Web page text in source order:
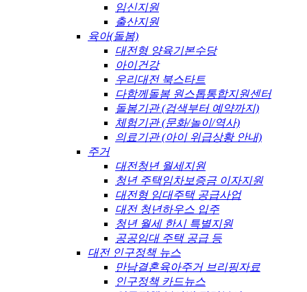
임신지원
출산지원
육아(돌봄)
대전형 양육기본수당
아이건강
우리대전 북스타트
다함께돌봄 원스톱통합지원센터
돌봄기관 (검색부터 예약까지)
체험기관 (문화/놀이/역사)
의료기관 (아이 위급상황 안내)
주거
대전청년 월세지원
청년 주택임차보증금 이자지원
대전형 임대주택 공급사업
대전 청년하우스 입주
청년 월세 한시 특별지원
공공임대 주택 공급 등
대전 인구정책 뉴스
만남결혼육아주거 브리핑자료
인구정책 카드뉴스